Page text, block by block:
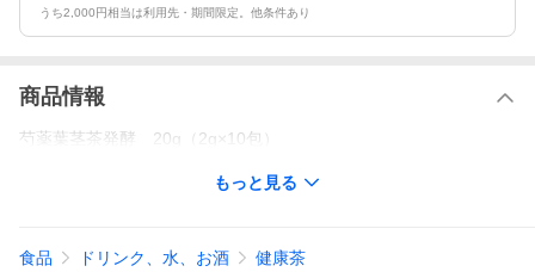
うち2,000円相当は利用先・期間限定。他条件あり
商品情報
芍薬葉茎茶発酵 20g（2g×10包）
もっと見る
食品 ドリンク、水、お酒 健康茶